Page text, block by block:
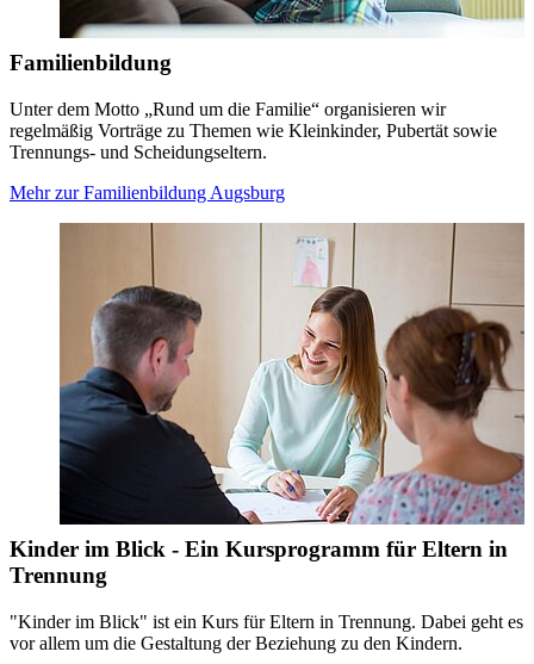
Familienbildung
Unter dem Motto „Rund um die Familie“ organisieren wir
regelmäßig Vorträge zu Themen wie Kleinkinder, Pubertät sowie
Trennungs- und Scheidungseltern.
Mehr zur Familienbildung Augsburg
Kinder im Blick - Ein Kursprogramm für Eltern in
Trennung
"Kinder im Blick" ist ein Kurs für Eltern in Trennung. Dabei geht es
vor allem um die Gestaltung der Beziehung zu den Kindern.